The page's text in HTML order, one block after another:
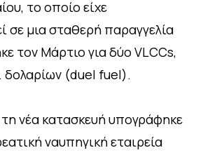
το οποίο είχε
σε μια σταθερή παραγγελία
τον Μάρτιο για δύο VLCCs,
δολαρίων (duel fuel).
νέα κατασκευή υπογράφηκε
ναυπηγική εταιρεία